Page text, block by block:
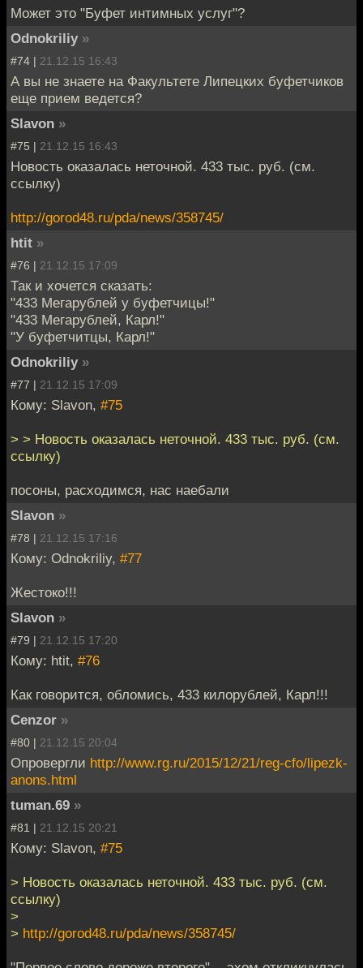
Может это "Буфет интимных услуг"?
Odnokriliy »
#74 | 21.12.15 16:43
А вы не знаете на Факультете Липецких буфетчиков
еще прием ведется?
Slavon »
#75 | 21.12.15 16:43
Новость оказалась неточной. 433 тыс. руб. (см.
ссылку)
http://gorod48.ru/pda/news/358745/
htit »
#76 | 21.12.15 17:09
Так и хочется сказать:
"433 Мегарублей у буфетчицы!"
"433 Мегарублей, Карл!"
"У буфетчитцы, Карл!"
Odnokriliy »
#77 | 21.12.15 17:09
Кому: Slavon, #75
> > Новость оказалась неточной. 433 тыс. руб. (см.
ссылку)
посоны, расходимся, нас наебали
Slavon »
#78 | 21.12.15 17:16
Кому: Odnokriliy, #77
Жестоко!!!
Slavon »
#79 | 21.12.15 17:20
Кому: htit, #76
Как говорится, обломись, 433 килорублей, Карл!!!
Cenzor »
#80 | 21.12.15 20:04
Опровергли http://www.rg.ru/2015/12/21/reg-cfo/lipezk-
anons.html
tuman.69 »
#81 | 21.12.15 20:21
Кому: Slavon, #75
> Новость оказалась неточной. 433 тыс. руб. (см.
ссылку)
>
> http://gorod48.ru/pda/news/358745/